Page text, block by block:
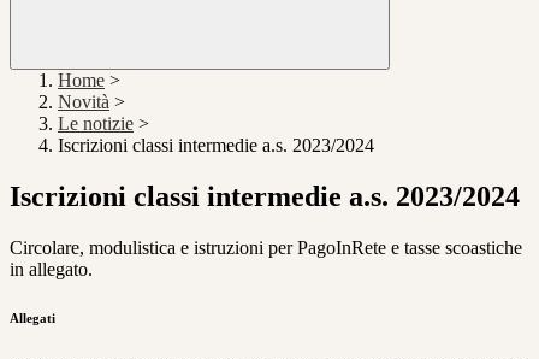
Home >
Novità >
Le notizie >
Iscrizioni classi intermedie a.s. 2023/2024
Iscrizioni classi intermedie a.s. 2023/2024
Circolare, modulistica e istruzioni per PagoInRete e tasse scoastiche
in allegato.
Allegati